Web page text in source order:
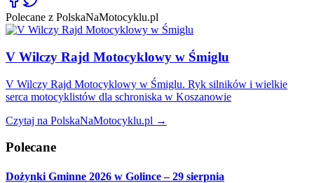
Polecane z PolskaNaMotocyklu.pl
V Wilczy Rajd Motocyklowy w Śmiglu
V Wilczy Rajd Motocyklowy w Śmiglu. Ryk silników i wielkie
serca motocyklistów dla schroniska w Koszanowie
Czytaj na PolskaNaMotocyklu.pl →
Polecane
Dożynki Gminne 2026 w Golince – 29 sierpnia